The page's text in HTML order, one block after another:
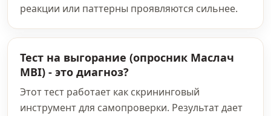
реакции или паттерны проявляются сильнее.
Тест на выгорание (опросник Маслач
MBI) - это диагноз?
Этот тест работает как скрининговый
инструмент для самопроверки. Результат дает